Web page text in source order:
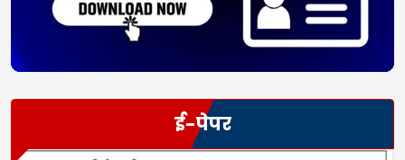
ई-पेपर